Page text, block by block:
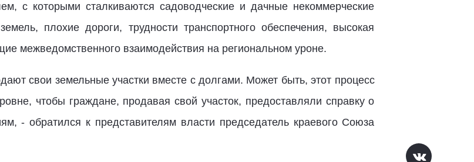
с которыми сталкиваются садоводческие и дачные некоммерческие
плохие дороги, трудности транспортного обеспечения, высокая
межведомственного взаимодействия на региональном уроне.
свои земельные участки вместе с долгами. Может быть, этот процесс
чтобы граждане, продавая свой участок, предоставляли справку о
- обратился к представителям власти председатель краевого Союза